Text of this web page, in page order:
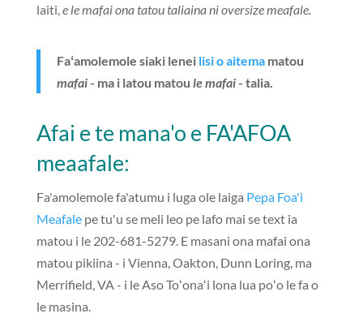
laiti,e le mafai ona tatou taliaina ni oversize meafale.
Faʻamolemole siaki lenei lisi o aitemamatou
mafai- ma i latou matou le mafai- talia.
Afai e te mana'o e FA'AFOA
meaafale:
Fa'amolemole fa'atumu i luga ole laiga Pepa Foa'i
Meafalepe tu'u se meli leo pe lafo mai se text ia
matou i le 202-681-5279. E masani ona mafai ona
matou pikiina - i Vienna, Oakton, Dunn Loring, ma
Merrifield, VA - i le Aso Toʻonaʻi lona lua poʻo le fa o
le masina.